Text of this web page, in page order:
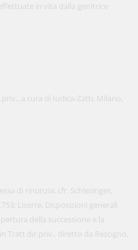
in vita dalla genitrice
a cura di Iudica-Zatti, Milano,
di rinunzia: cfr. Schlesinger,
Liserre, Disposizioni generali
della successione e la
Tratt.dir.priv., diretto da Rescigno,